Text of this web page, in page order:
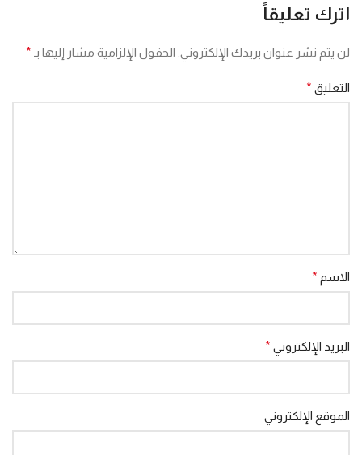
اترك تعليقاً
لن يتم نشر عنوان بريدك الإلكتروني. الحقول الإلزامية مشار إليها بـ *
التعليق *
الاسم *
البريد الإلكتروني *
الموقع الإلكتروني